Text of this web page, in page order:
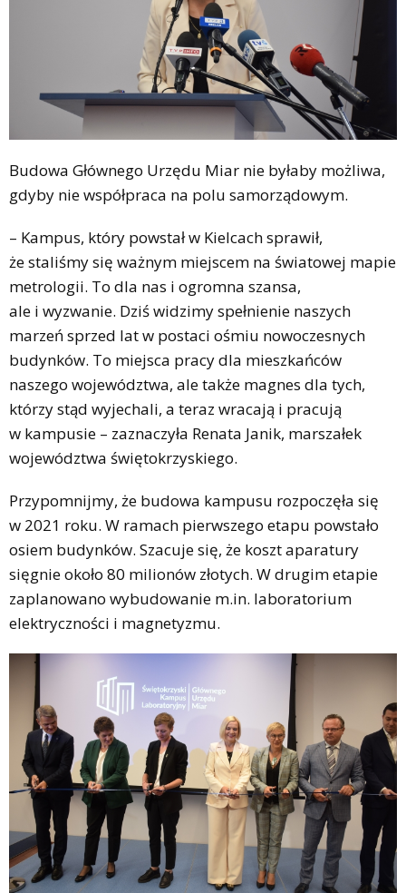
Budowa Głównego Urzędu Miar nie byłaby możliwa,
gdyby nie współpraca na polu samorządowym.
– Kampus, który powstał w Kielcach sprawił,
że staliśmy się ważnym miejscem na światowej mapie
metrologii. To dla nas i ogromna szansa,
ale i wyzwanie. Dziś widzimy spełnienie naszych
marzeń sprzed lat w postaci ośmiu nowoczesnych
budynków. To miejsca pracy dla mieszkańców
naszego województwa, ale także magnes dla tych,
którzy stąd wyjechali, a teraz wracają i pracują
w kampusie – zaznaczyła Renata Janik, marszałek
województwa świętokrzyskiego.
Przypomnijmy, że budowa kampusu rozpoczęła się
w 2021 roku. W ramach pierwszego etapu powstało
osiem budynków. Szacuje się, że koszt aparatury
sięgnie około 80 milionów złotych. W drugim etapie
zaplanowano wybudowanie m.in. laboratorium
elektryczności i magnetyzmu.